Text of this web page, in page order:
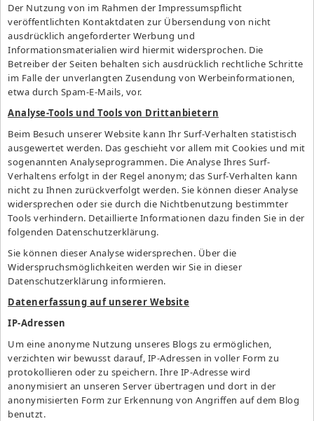
Der Nutzung von im Rahmen der Impressumspflicht
veröffentlichten Kontaktdaten zur Übersendung von nicht
ausdrücklich angeforderter Werbung und
Informationsmaterialien wird hiermit widersprochen. Die
Betreiber der Seiten behalten sich ausdrücklich rechtliche Schritte
im Falle der unverlangten Zusendung von Werbeinformationen,
etwa durch Spam-E-Mails, vor.
Analyse-Tools und Tools von Drittanbietern
Beim Besuch unserer Website kann Ihr Surf-Verhalten statistisch
ausgewertet werden. Das geschieht vor allem mit Cookies und mit
sogenannten Analyseprogrammen. Die Analyse Ihres Surf-
Verhaltens erfolgt in der Regel anonym; das Surf-Verhalten kann
nicht zu Ihnen zurückverfolgt werden. Sie können dieser Analyse
widersprechen oder sie durch die Nichtbenutzung bestimmter
Tools verhindern. Detaillierte Informationen dazu finden Sie in der
folgenden Datenschutzerklärung.
Sie können dieser Analyse widersprechen. Über die
Widerspruchsmöglichkeiten werden wir Sie in dieser
Datenschutzerklärung informieren.
Datenerfassung auf unserer Website
IP-Adressen
Um eine anonyme Nutzung unseres Blogs zu ermöglichen,
verzichten wir bewusst darauf, IP-Adressen in voller Form zu
protokollieren oder zu speichern. Ihre IP-Adresse wird
anonymisiert an unseren Server übertragen und dort in der
anonymisierten Form zur Erkennung von Angriffen auf dem Blog
benutzt.